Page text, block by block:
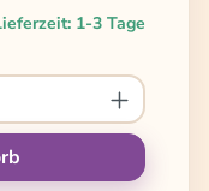
1-3 Tage
gewünschten